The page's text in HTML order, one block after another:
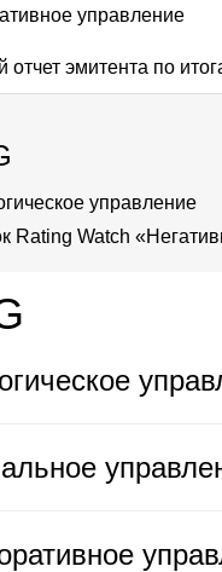
управление
отчет эмитента по
управление
Rating Watch